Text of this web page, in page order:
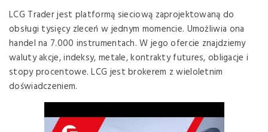
LCG Trader jest platformą sieciową zaprojektowaną do
obsługi tysięcy zleceń w jednym momencie. Umożliwia ona
handel na 7.000 instrumentach. W jego ofercie znajdziemy
waluty akcje, indeksy, metale, kontrakty futures, obligacje i
stopy procentowe. LCG jest brokerem z wieloletnim
doświadczeniem.